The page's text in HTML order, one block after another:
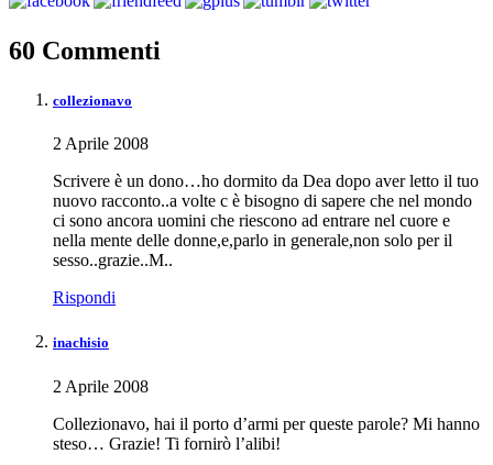
60 Commenti
collezionavo
2 Aprile 2008
Scrivere è un dono…ho dormito da Dea dopo aver letto il tuo
nuovo racconto..a volte c è bisogno di sapere che nel mondo
ci sono ancora uomini che riescono ad entrare nel cuore e
nella mente delle donne,e,parlo in generale,non solo per il
sesso..grazie..M..
Rispondi
inachisio
2 Aprile 2008
Collezionavo, hai il porto d’armi per queste parole? Mi hanno
steso… Grazie! Ti fornirò l’alibi!